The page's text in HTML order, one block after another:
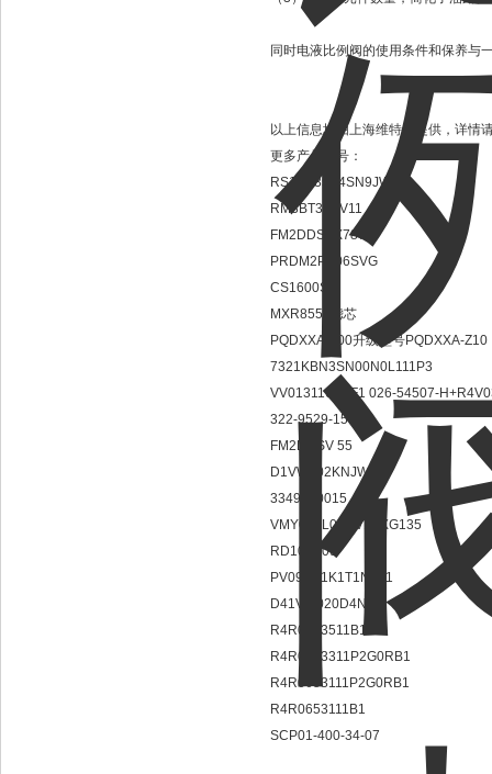
同时电液比例阀的使用条件和保养与
以上信息均由上海维特锐提供，详情
更多产品型号：
RS10R35S4SN9JW
RM3BT35SV11
FM2DDSVX787
PRDM2PP06SVG
CS1600S
MXR8550滤芯
PQDXXA-Z00升级型号PQDXXA-Z10
7321KBN3SN00N0L111P3
VV0131160QF1 026-54507-
322-9529-150
FM2DDSV 55
D1VW002KNJW
3349520015
VMY064L06NV1PXG135
RD102S09
PV092R1K1T1N001
D41VW020D4NJW
R4R0653511B1
R4R0653311P2G0RB1
R4R0653111P2G0RB1
R4R0653111B1
SCP01-400-34-07